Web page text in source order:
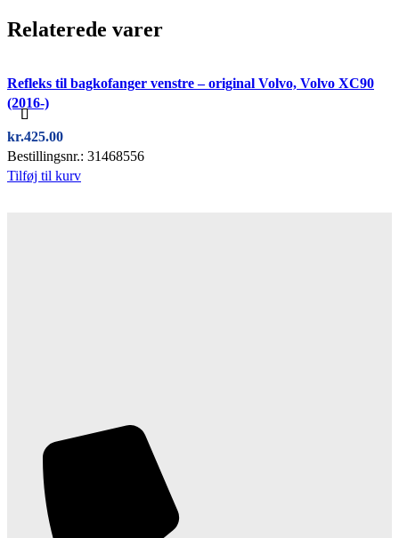
Relaterede varer
Refleks til bagkofanger venstre – original Volvo, Volvo XC90
(2016-)
kr.425.00
Bestillingsnr.: 31468556
Tilføj til kurv